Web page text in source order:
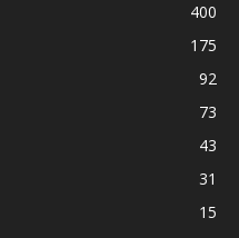
400
175
92
73
43
31
15